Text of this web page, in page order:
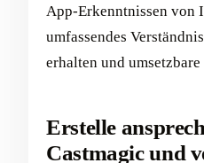
App-Erkenntnissen von
umfassendes
erhalten und
Erstelle
Castmagic und